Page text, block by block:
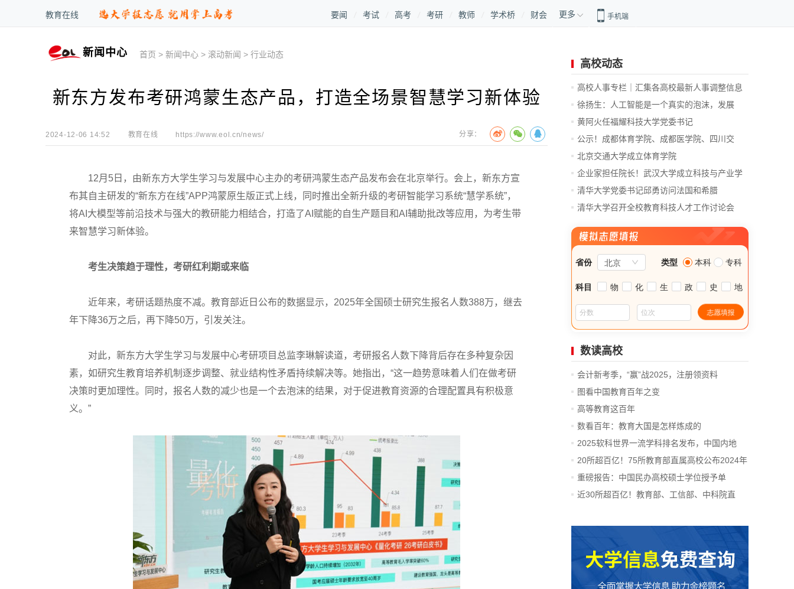
教育在线 要闻 考试 高考 考研 教师 学术桥 财会 更多 手机端
新闻中心 首页 >新闻中心 > 滚动新闻 >行业动态
新东方发布考研鸿蒙生态产品，打造全场景智慧学习新体验
2024-12-06 14:52 教育在线 https://www.eol.cn/news/ 分享：
12月5日，由新东方大学生学习与发展中心主办的考研鸿蒙生态产品发布会在北京举行。会上，新东方宣
布其自主研发的“新东方在线”APP鸿蒙原生版正式上线，同时推出全新升级的考研智能学习系统“慧学系统”，
将AI大模型等前沿技术与强大的教研能力相结合，打造了AI赋能的自生产题目和AI辅助批改等应用，为考生带
来智慧学习新体验。
考生决策趋于理性，考研红利期或来临
近年来，考研话题热度不减。教育部近日公布的数据显示，2025年全国硕士研究生报名人数388万，继去
年下降36万之后，再下降50万，引发关注。
对此，新东方大学生学习与发展中心考研项目总监李琳解读道，考研报名人数下降背后存在多种复杂因
素，如研究生教育培养机制逐步调整、就业结构性矛盾持续解决等。她指出，“这一趋势意味着人们在做考研
决策时更加理性。同时，报名人数的减少也是一个去泡沫的结果，对于促进教育资源的合理配置具有积极意
义。”
高校动态
高校人事专栏｜汇集各高校最新人事调整信息
徐扬生：人工智能是一个真实的泡沫，发展
前...
黄阿火任福耀科技大学党委书记
公示！成都体育学院、成都医学院、四川交
通...
北京交通大学成立体育学院
企业家担任院长！武汉大学成立科技与产业学
院
清华大学党委书记邱勇访问法国和希腊
清华大学召开全校教育科技人才工作讨论会
数读高校
会计新考季，“赢”战2025，注册领资料
图看中国教育百年之变
高等教育这百年
数看百年：教育大国是怎样炼成的
2025软科世界一流学科排名发布，中国内地
14...
20所超百亿！75所教育部直属高校公布2024年
决算
重磅报告：中国民办高校硕士学位授予单
位、...
近30所超百亿！教育部、工信部、中科院直